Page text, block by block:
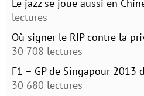
Le jazz se joue aussi en
lectures
Où signer le RIP contre la
30 708 lectures
F1 – GP de Singapour 2013
30 680 lectures